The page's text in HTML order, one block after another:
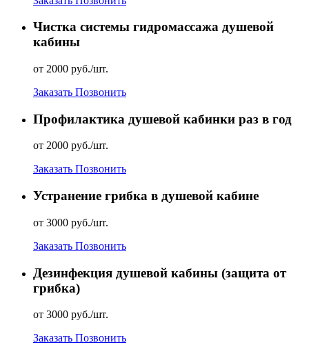
Чистка системы гидромассажа душевой
кабины
от 2000 руб./шт.
Заказать Позвонить
Профилактика душевой кабинки раз в год
от 2000 руб./шт.
Заказать Позвонить
Устранение грибка в душевой кабине
от 3000 руб./шт.
Заказать Позвонить
Дезинфекция душевой кабины (защита от
грибка)
от 3000 руб./шт.
Заказать Позвонить